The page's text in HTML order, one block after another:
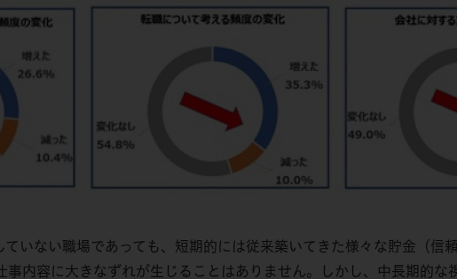
いない職場であっても、短期的には従来築いてきた様々な貯金（信
内容に大きなずれが生じることはありません。しかし、中長期的な